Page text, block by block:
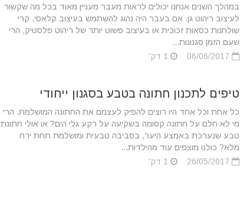
במהלך השנים אנחנו יכולים לראות מעבר מעניין מאוד בכל מה שקשור
לעיצוב ריהוט גן. אם בעבר היה נהוג להשתמש בעיצוב קלאסי, קרי
שולחנות כסאות זכוכית או בעיצוב פשוט יותר של ריהוט פלסטיק, הרי
שעם הזמן סגנונות...
טיפים לתכנון חתונה בטבע בסגנון ייחודי
כל אחת וכל אחד היו רוצים להפיק לעצמם את החתונה המושלמת. הרי
מי לא חלם על חתונה קסומה בשקיעה על רקע גלי הים? או אולי חתונת
טבע שנערכת באמצע היער, בסביבה טבעית ומושלמת תחת ירח
מלא? כולנו מוצפים עוד מהילדות...